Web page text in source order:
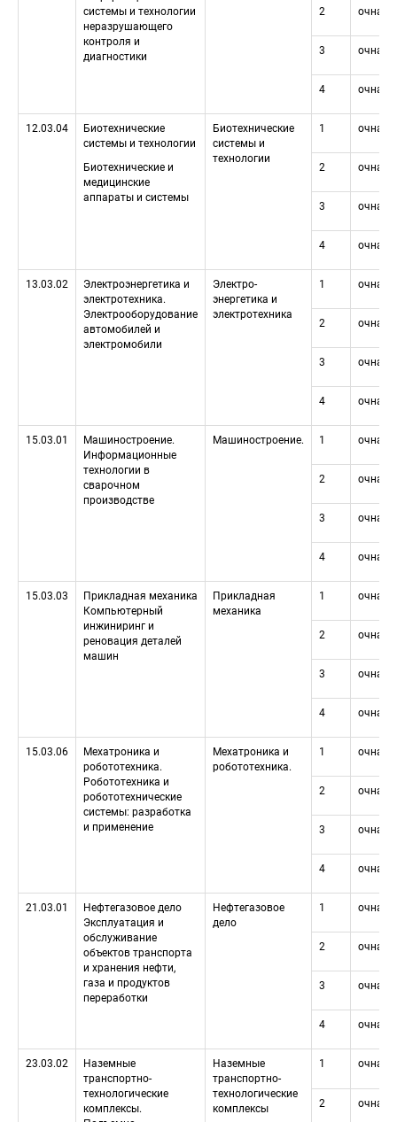
системы и технологии
неразрушающего
контроля и
диагностики
2 очная
3 очная
4 очная
12.03.04
Биотехнические
системы и технологии
Биотехнические и
медицинские
аппараты и системы
Биотехнические
системы и
технологии
1 очная
2 очная
3 очная
4 очная
13.03.02
Электроэнергетика и
электротехника.
Электрооборудование
автомобилей и
электромобили
Электро-
энергетика и
электротехника
1 очная
2 очная
3 очная
4 очная
15.03.01
Машиностроение.
Информационные
технологии в
сварочном
производстве
Машиностроение. 1 очная
2 очная
3 очная
4 очная
15.03.03
Прикладная механика
Компьютерный
инжиниринг и
реновация деталей
машин
Прикладная
механика
1 очная
2 очная
3 очная
4 очная
15.03.06
Мехатроника и
робототехника.
Робототехника и
робототехнические
системы: разработка
и применение
Мехатроника и
робототехника.
1 очная
2 очная
3 очная
4 очная
21.03.01
Нефтегазовое дело
Эксплуатация и
обслуживание
объектов транспорта
и хранения нефти,
газа и продуктов
переработки
Нефтегазовое
дело
1 очная
2 очная
3 очная
4 очная
23.03.02
Наземные
транспортно-
технологические
комплексы.
Наземные
транспортно-
технологические
комплексы
1 очная
2 очная